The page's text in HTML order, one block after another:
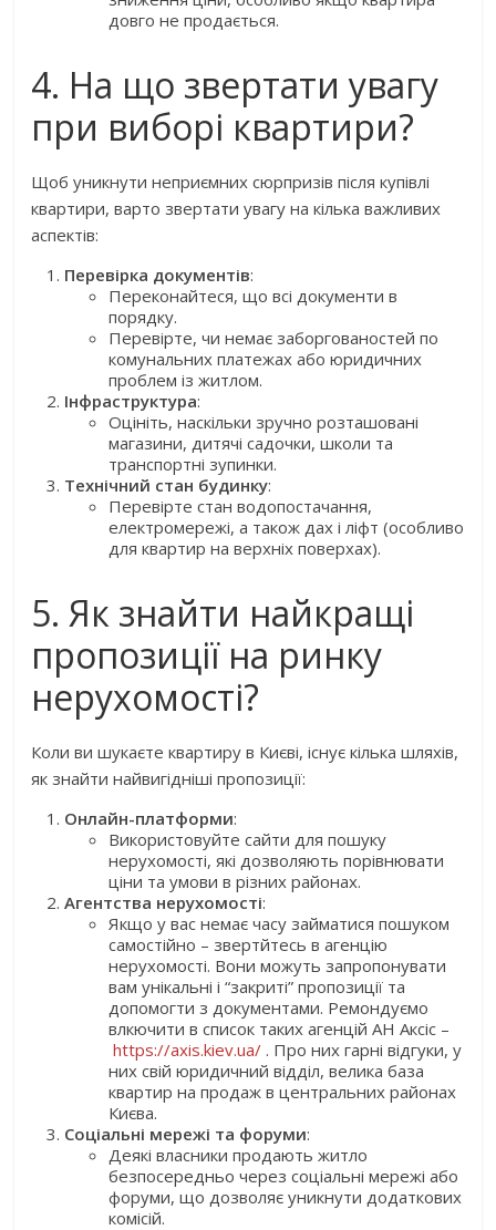
довго не продається.
4. На що звертати увагу
при виборі квартири?
Щоб уникнути неприємних сюрпризів після купівлі
квартири, варто звертати увагу на кілька важливих
аспектів:
Перевірка документів:
Переконайтеся, що всі документи в
порядку.
Перевірте, чи немає заборгованостей по
комунальних платежах або юридичних
проблем із житлом.
Інфраструктура:
Оцініть, наскільки зручно розташовані
магазини, дитячі садочки, школи та
транспортні зупинки.
Технічний стан будинку:
Перевірте стан водопостачання,
електромережі, а також дах і ліфт (особливо
для квартир на верхніх поверхах).
5. Як знайти найкращі
пропозиції на ринку
нерухомості?
Коли ви шукаєте квартиру в Києві, існує кілька шляхів,
як знайти найвигідніші пропозиції:
Онлайн-платформи:
Використовуйте сайти для пошуку
нерухомості, які дозволяють порівнювати
ціни та умови в різних районах.
Агентства нерухомості:
Якщо у вас немає часу займатися пошуком
самостійно – звертйтесь в агенцію
нерухомості. Вони можуть запропонувати
вам унікальні і “закриті” пропозиції та
допомогти з документами. Ремондуємо
влкючити в список таких агенцій АН Аксіс –
https://axis.kiev.ua/ . Про них гарні відгуки, у
них свій юридичний відділ, велика база
квартир на продаж в центральних районах
Києва.
Соціальні мережі та форуми:
Деякі власники продають житло
безпосередньо через соціальні мережі або
форуми, що дозволяє уникнути додаткових
комісій.